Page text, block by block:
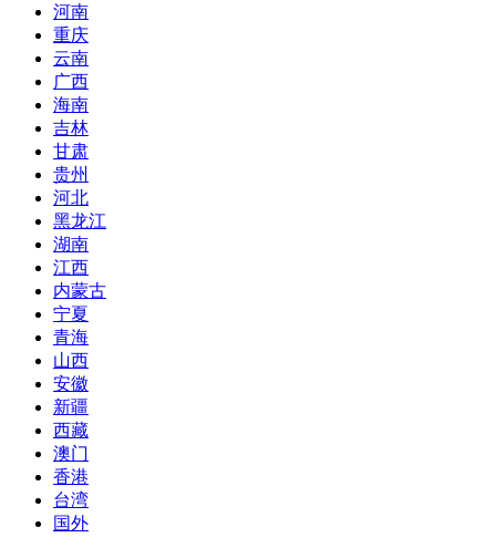
河南
重庆
云南
广西
海南
吉林
甘肃
贵州
河北
黑龙江
湖南
江西
内蒙古
宁夏
青海
山西
安徽
新疆
西藏
澳门
香港
台湾
国外